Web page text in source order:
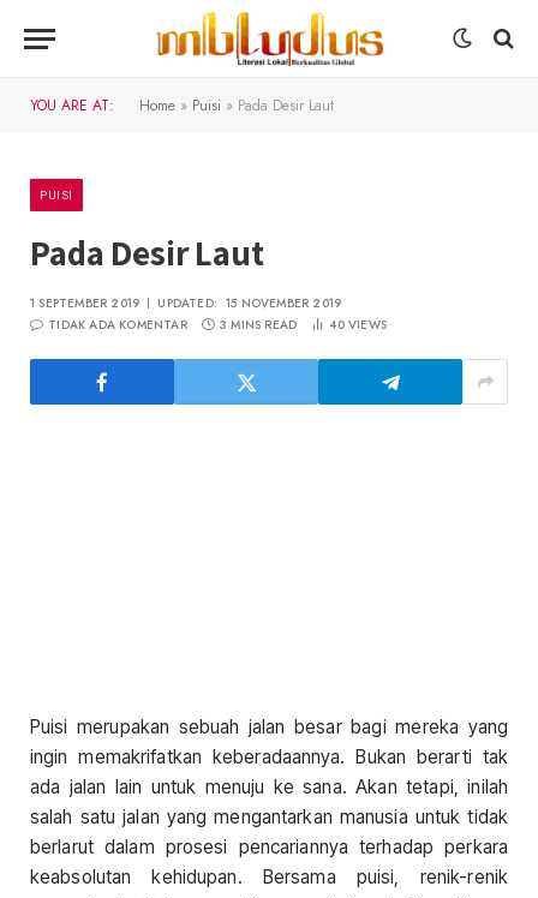
YOU ARE AT: Home » Puisi » Pada Desir Laut
PUISI
Pada Desir Laut
1 SEPTEMBER 2019 UPDATED: 15 NOVEMBER 2019
TIDAK ADA KOMENTAR
3 MINS READ 40VIEWS
Puisi merupakan sebuah jalan besar bagi mereka yang
ingin memakrifatkan keberadaannya. Bukan berarti tak
ada jalan lain untuk menuju ke sana. Akan tetapi, inilah
salah satu jalan yang mengantarkan manusia untuk tidak
berlarut dalam prosesi pencariannya terhadap perkara
keabsolutan kehidupan. Bersama puisi, renik-renik